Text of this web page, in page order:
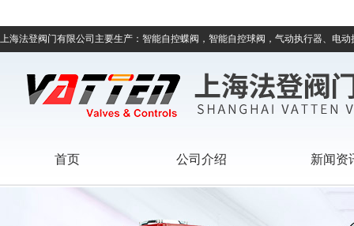
上海法登阀门有限公司主要生产：智能自控蝶阀，智能自控球阀，气动执行器、电
首页 公司介绍 新闻资